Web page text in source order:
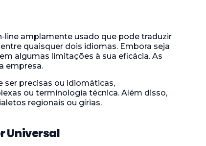
line amplamente usado que pode traduzir
quaisquer dois idiomas. Embora seja
algumas limitações à sua eficácia. As
empresa.
ser precisas ou idiomáticas,
ou terminologia técnica. Além disso,
regionais ou gírias.
Universal